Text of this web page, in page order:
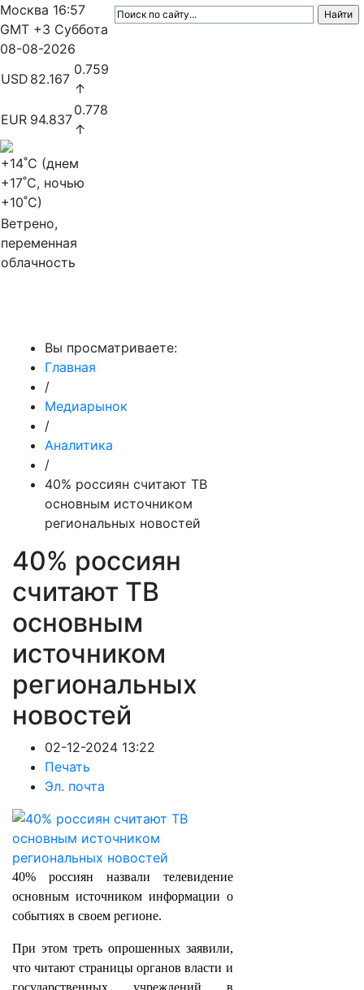
Москва 16:57
GMT +3 Суббота
08-08-2026
USD 82.167
0.759
↑
EUR 94.837
0.778
↑
+14˚C (днем
+17˚C, ночью
+10˚C)
Ветрено,
переменная
облачность
Вы просматриваете:
Главная
/
Медиарынок
/
Аналитика
/
40% россиян считают ТВ
основным источником
региональных новостей
40% россиян
считают ТВ
основным
источником
региональных
новостей
02-12-2024 13:22
Печать
Эл. почта
40% россиян назвали телевидение
основным источником информации о
событиях в своем регионе.
При этом треть опрошенных заявили,
что читают страницы органов власти и
государственных учреждений в